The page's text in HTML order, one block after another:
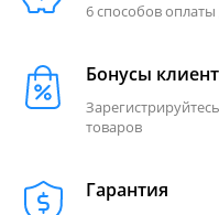
6 способов
Бонусы
товаров
Гарантия